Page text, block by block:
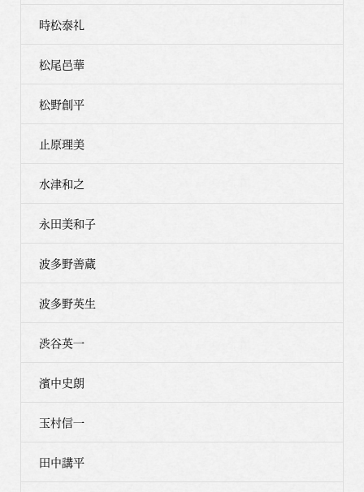
時松泰礼
松尾邑華
松野創平
止原理美
水津和之
永田美和子
波多野善蔵
波多野英生
渋谷英一
濱中史朗
玉村信一
田中講平